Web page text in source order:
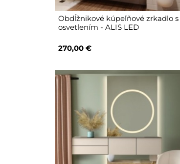
Obdĺžnikové kúpeľňové zrkadlo s
osvetlením - ALIS LED
270,00 €